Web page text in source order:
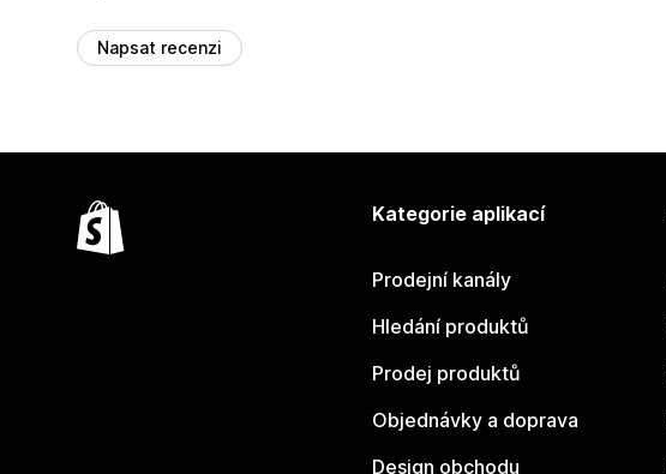
Napsat recenzi
Kategorie aplikací
Prodejní kanály
Hledání produktů
Prodej produktů
Objednávky a doprava
Design obchodu